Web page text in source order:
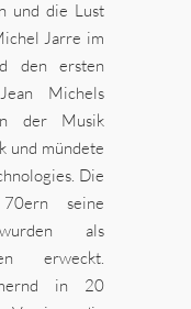
und die Lust
Jarre im
den ersten
Michels
der Musik
und mündete
Die
seine
als
erweckt.
in 20